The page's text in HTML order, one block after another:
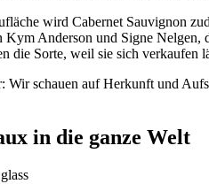
wird Cabernet Sauvignon
Anderson und Signe Nelgen,
die Sorte, weil sie sich verkaufen
schauen auf Herkunft und
in die ganze Welt